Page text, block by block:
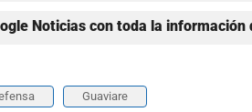
Noticias con toda la información
Guaviare